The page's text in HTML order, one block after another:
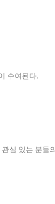
수여된다.
심 있는 분들